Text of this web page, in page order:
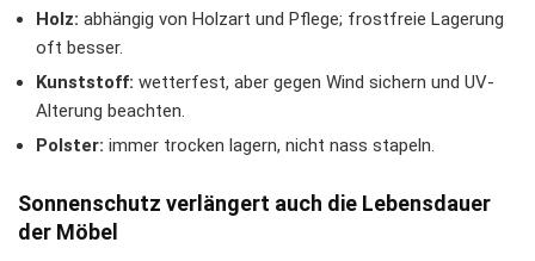
Holz: abhängig von Holzart und Pflege; frostfreie Lagerung
oft besser.
Kunststoff: wetterfest, aber gegen Wind sichern und UV-
Alterung beachten.
Polster: immer trocken lagern, nicht nass stapeln.
Sonnenschutz verlängert auch die Lebensdauer
der Möbel